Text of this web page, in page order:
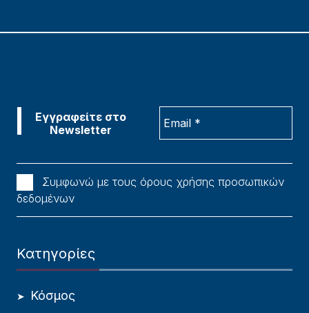
Συμφωνώ με τους όρους χρήσης προσωπικών
δεδομένων
Κατηγορίες
Κόσμος